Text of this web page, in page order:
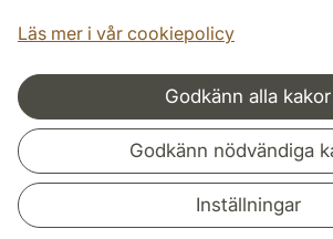
Läs mer i vår cookiepolicy
Godkänn alla kakor
Godkänn nödvändiga
Inställningar
Samarbeten och